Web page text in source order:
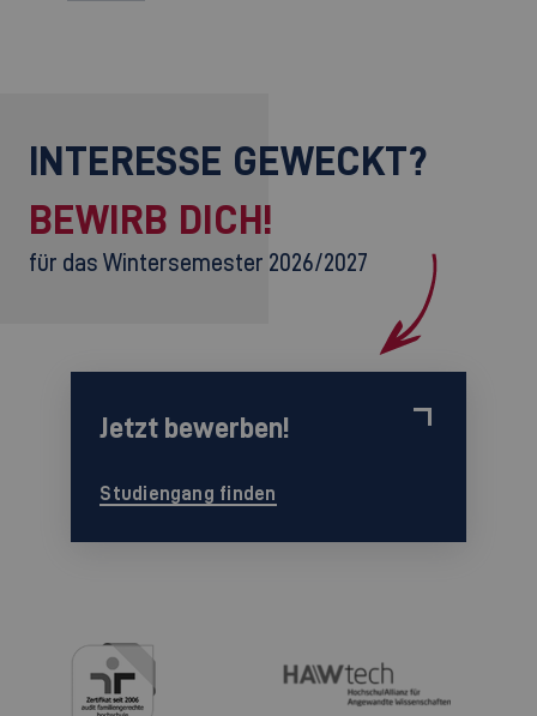
INTERESSE GEWECKT?
BEWIRB DICH!
für das Wintersemester 2026/2027
Jetzt bewerben!
Studiengang finden